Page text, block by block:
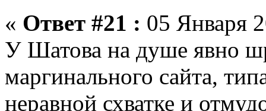
« Ответ #21 : 05 Января
У Шатова на душе явно
маргинального сайта,
неравной схватке и